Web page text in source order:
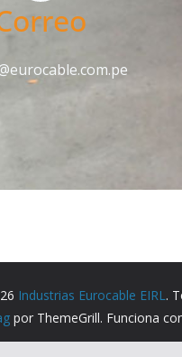
Industrias Eurocable EIRL.
por ThemeGrill. Funciona